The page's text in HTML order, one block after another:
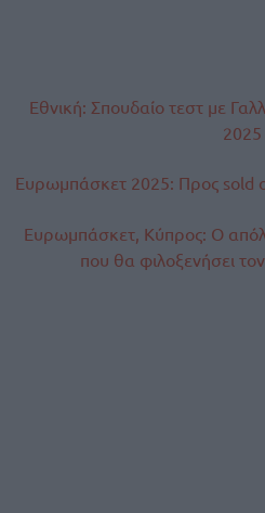
Εθνική: Σπουδαίο τεστ με
2025
Ευρωμπάσκετ 2025: Προς sold
Ευρωμπάσκετ, Κύπρος: Ο
που θα φιλοξενήσει